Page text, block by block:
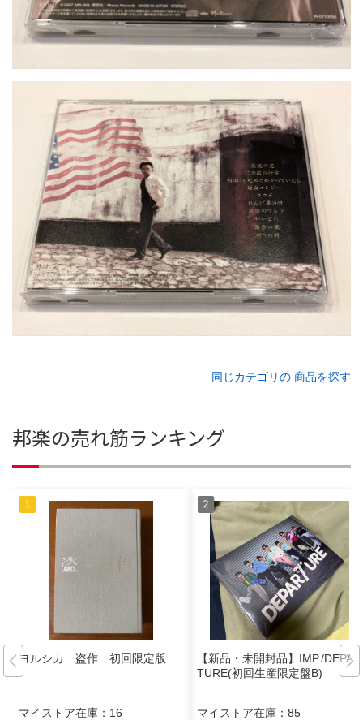
同じカテゴリの 商品を探す
邦楽の売れ筋ランキング
ヨルシカ 盗作 初回限定版
マイストア在庫： 16
【新品・未開封品】IMP./DEPAR
TURE(初回生産限定盤B)
マイストア在庫： 85